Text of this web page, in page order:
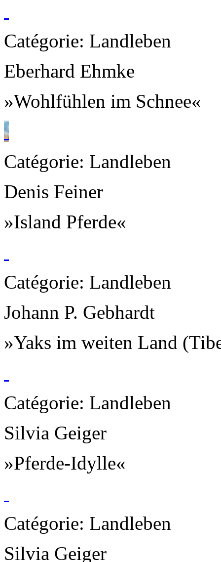
Catégorie: Landleben
Eberhard Ehmke
»Wohlfühlen im Schnee«
Catégorie: Landleben
Denis Feiner
»Island Pferde«
Catégorie: Landleben
Johann P. Gebhardt
»Yaks im weiten Land
Catégorie: Landleben
Silvia Geiger
»Pferde-Idylle«
Catégorie: Landleben
Silvia Geiger